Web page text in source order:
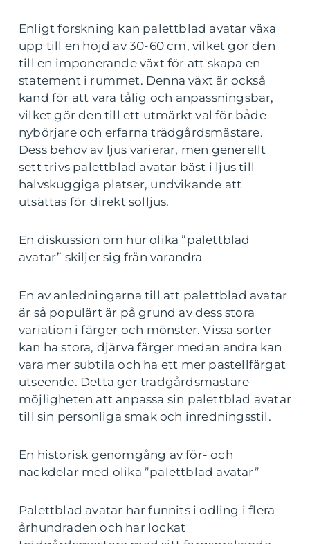
Enligt forskning kan palettblad avatar växa
upp till en höjd av 30-60 cm, vilket gör den
till en imponerande växt för att skapa en
statement i rummet. Denna växt är också
känd för att vara tålig och anpassningsbar,
vilket gör den till ett utmärkt val för både
nybörjare och erfarna trädgårdsmästare.
Dess behov av ljus varierar, men generellt
sett trivs palettblad avatar bäst i ljus till
halvskuggiga platser, undvikande att
utsättas för direkt solljus.
En diskussion om hur olika ”palettblad
avatar” skiljer sig från varandra
En av anledningarna till att palettblad avatar
är så populärt är på grund av dess stora
variation i färger och mönster. Vissa sorter
kan ha stora, djärva färger medan andra kan
vara mer subtila och ha ett mer pastellfärgat
utseende. Detta ger trädgårdsmästare
möjligheten att anpassa sin palettblad avatar
till sin personliga smak och inredningsstil.
En historisk genomgång av för- och
nackdelar med olika ”palettblad avatar”
Palettblad avatar har funnits i odling i flera
århundraden och har lockat